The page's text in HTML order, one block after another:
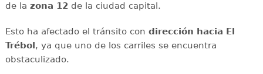
de la zona 12de la ciudad capital.
Esto ha afectado el tránsito con dirección hacia El
Trébol, ya que uno de los carriles se encuentra
obstaculizado.